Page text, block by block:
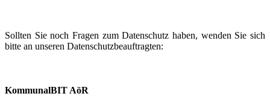
Sollten Sie noch Fragen zum Datenschutz haben, wenden Sie sich
bitte an unseren Datenschutzbeauftragten:
KommunalBIT AöR